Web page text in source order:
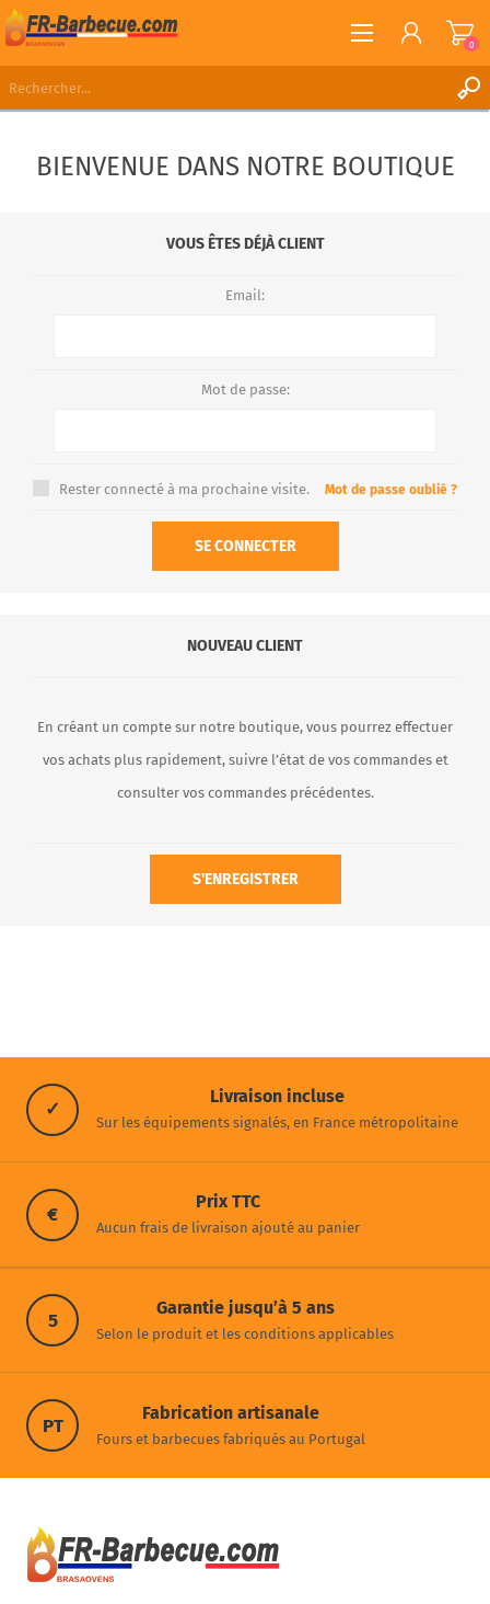
CONNEXION
0
BIENVENUE DANS NOTRE BOUTIQUE
VOUS ÊTES DÉJÀ CLIENT
Email:
Mot de passe:
Rester connecté à ma prochaine visite. Mot de passe oublié ?
SE CONNECTER
NOUVEAU CLIENT
En créant un compte sur notre boutique, vous pourrez effectuer
vos achats plus rapidement, suivre l’état de vos commandes et
consulter vos commandes précédentes.
S'ENREGISTRER
✓
Livraison incluse
Sur les équipements signalés, en France métropolitaine
€
Prix TTC
Aucun frais de livraison ajouté au panier
5
Garantie jusqu’à 5 ans
Selon le produit et les conditions applicables
PT
Fabrication artisanale
Fours et barbecues fabriqués au Portugal